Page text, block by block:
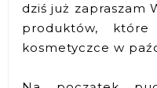
dziś już zapraszam
produktów,
kosmetyczce w